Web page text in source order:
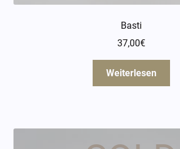
Basti
37,00€
Weiterlesen